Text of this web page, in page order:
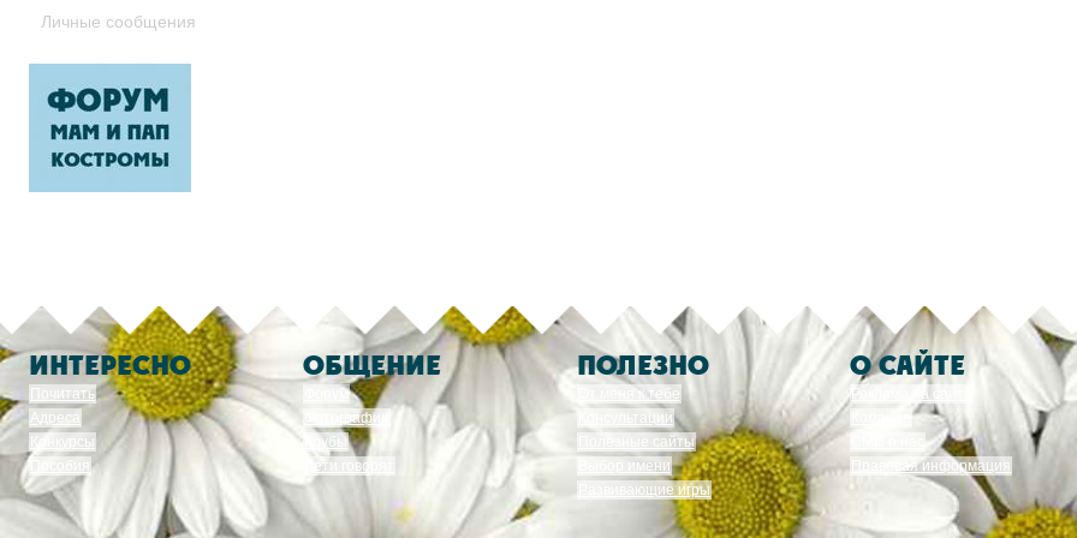
Личные сообщения
ИНТЕРЕСНО
Почитать
Адреса
Конкурсы
Пособия
ОБЩЕНИЕ
Форум
Фотографии
Клубы
Дети говорят
ПОЛЕЗНО
От меня к тебе
Консультации
Полезные сайты
Выбор имени
Развивающие игры
О САЙТЕ
Реклама на сайте
Правовая информация